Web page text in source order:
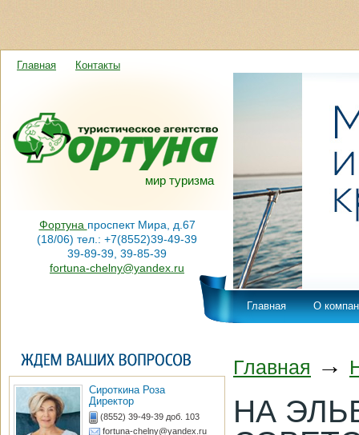
мир туризма
Главная Контакты
Фортуна проспект Мира, д.67
(18/06) тел.: +7(8552)39-49-39
39-89-39, 39-85-39
fortuna-chelny@yandex.ru
Главная О
Сироткина Роза
Директор
(8552) 39-49-39 доб. 103
fortuna-chelny@yandex.ru
Главная →
НА